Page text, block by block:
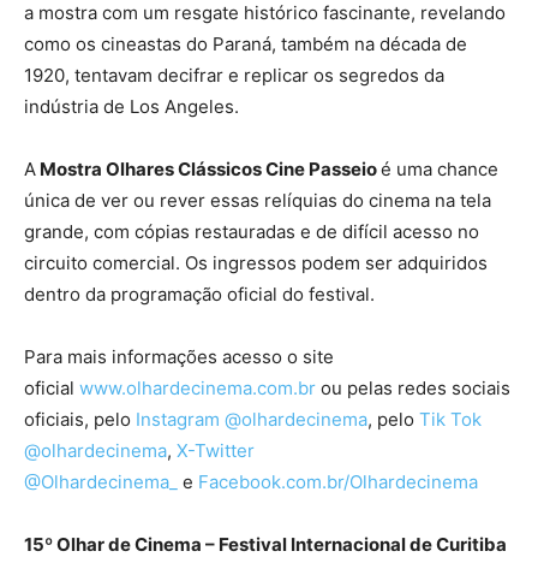
a mostra com um resgate histórico fascinante, revelando
como os cineastas do Paraná, também na década de
1920, tentavam decifrar e replicar os segredos da
indústria de Los Angeles.
A Mostra Olhares Clássicos Cine Passeioé uma chance
única de ver ou rever essas relíquias do cinema na tela
grande, com cópias restauradas e de difícil acesso no
circuito comercial. Os ingressos podem ser adquiridos
dentro da programação oficial do festival.
Para mais informações acesso o site
oficial www.olhardecinema.com.br ou pelas redes sociais
oficiais, pelo Instagram @olhardecinema, pelo Tik Tok
@olhardecinema, X-Twitter
@Olhardecinema_ e Facebook.com.br/Olhardecinema
15º Olhar de Cinema – Festival Internacional de Curitiba